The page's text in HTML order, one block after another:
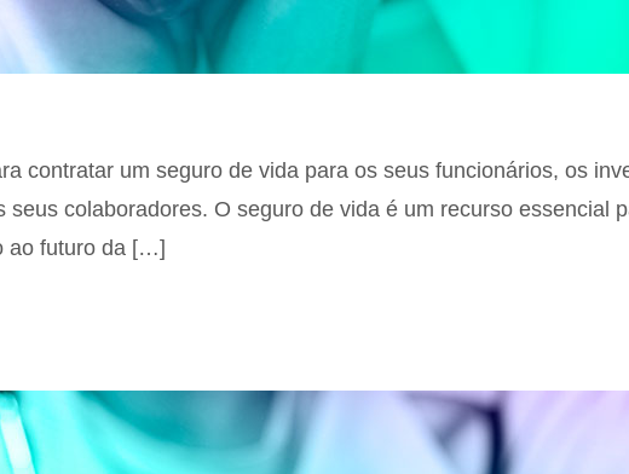
contratar um seguro de vida para os seus funcionários, os
colaboradores. O seguro de vida é um recurso essencial
ao futuro da […]